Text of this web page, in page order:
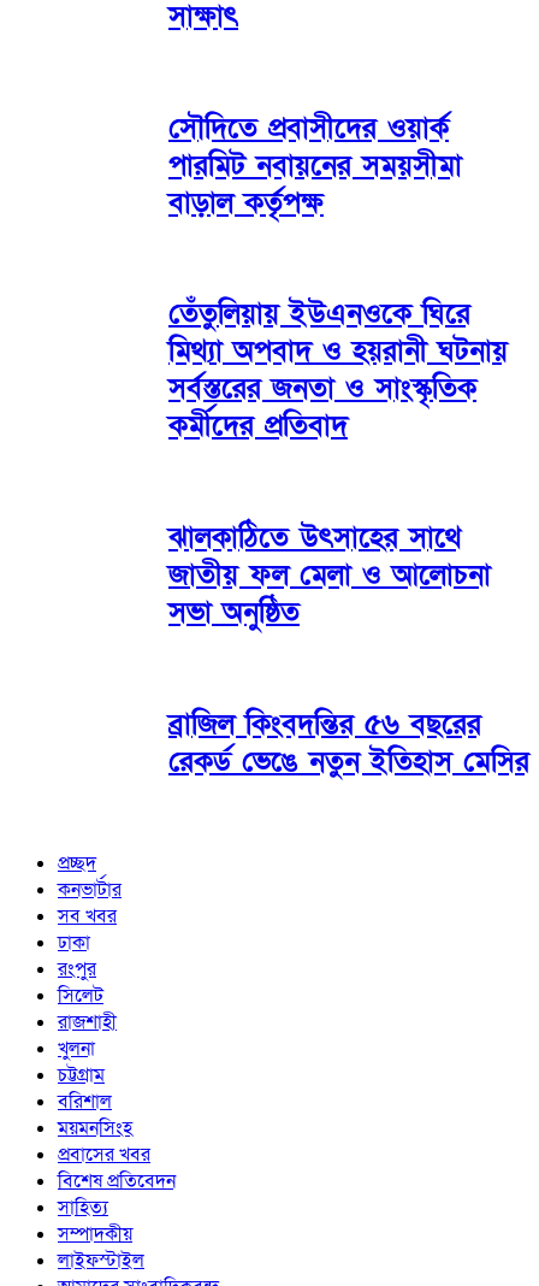
সাক্ষাৎ
সৌদিতে প্রবাসীদের ওয়ার্ক
পারমিট নবায়নের সময়সীমা
বাড়াল কর্তৃপক্ষ
তেঁতুলিয়ায় ইউএনওকে ঘিরে
মিথ্যা অপবাদ ও হয়রানী ঘটনায়
সর্বস্তরের জনতা ও সাংস্কৃতিক
কর্মীদের প্রতিবাদ
ঝালকাঠিতে উৎসাহের সাথে
জাতীয় ফল মেলা ও আলোচনা
সভা অনুষ্ঠিত
ব্রাজিল কিংবদন্তির ৫৬ বছরের
রেকর্ড ভেঙে নতুন ইতিহাস মেসির
প্রচ্ছদ
কনভার্টার
সব খবর
ঢাকা
রংপুর
সিলেট
রাজশাহী
খুলনা
চট্টগ্রাম
বরিশাল
ময়মনসিংহ
প্রবাসের খবর
বিশেষ প্রতিবেদন
সাহিত্য
সম্পাদকীয়
লাইফস্টাইল